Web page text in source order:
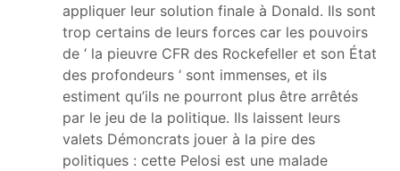
appliquer leur solution finale à Donald. Ils sont
trop certains de leurs forces car les pouvoirs
de ‘ la pieuvre CFR des Rockefeller et son État
des profondeurs ‘ sont immenses, et ils
estiment qu’ils ne pourront plus être arrêtés
par le jeu de la politique. Ils laissent leurs
valets Démoncrats jouer à la pire des
politiques : cette Pelosi est une malade